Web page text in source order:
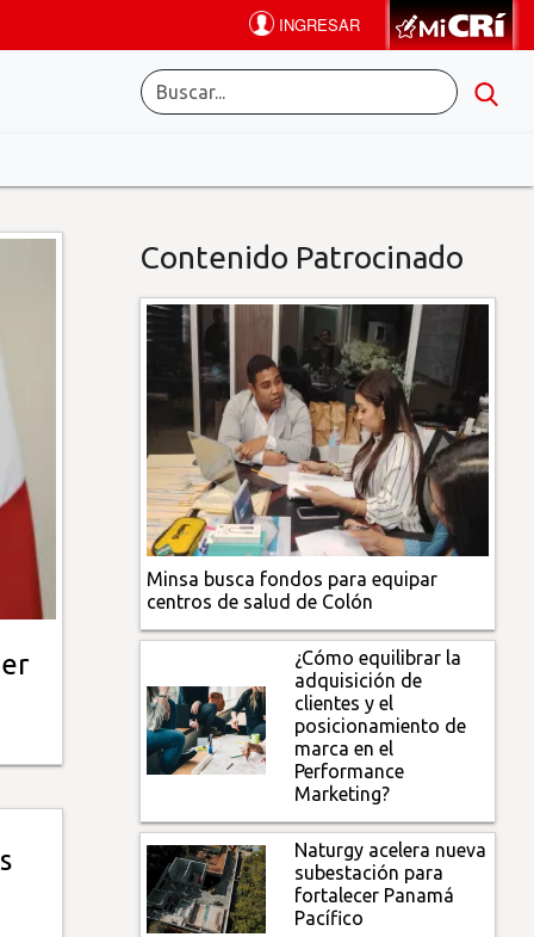
Contenido Patrocinado
Minsa busca fondos para equipar
centros de salud de Colón
¿Cómo equilibrar la
adquisición de
clientes y el
posicionamiento de
marca en el
Performance
Marketing?
Naturgy acelera nueva
subestación para
fortalecer Panamá
Pacífico